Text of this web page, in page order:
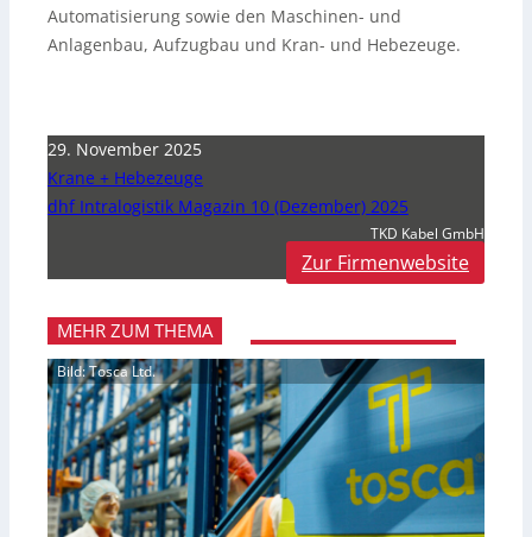
Automatisierung sowie den Maschinen- und
Anlagenbau, Aufzugbau und Kran- und Hebezeuge.
29. November 2025
Krane + Hebezeuge
dhf Intralogistik Magazin 10 (Dezember) 2025
TKD Kabel GmbH
Zur Firmenwebsite
MEHR ZUM THEMA
Bild: Tosca Ltd.